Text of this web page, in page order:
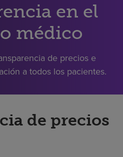
en el
médico
de precios e
a todos los pacientes.
de precios